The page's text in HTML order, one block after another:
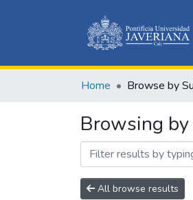
Home Browse by
Browsing
All browse results